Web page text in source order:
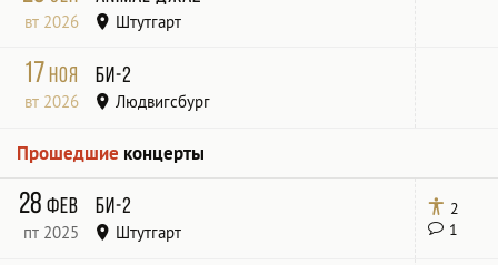
вт 2026 Штутгарт
Theater am Olgaeck
17ноя
вт 2026
Би-2
Людвигсбург
MHP Arena
Прошедшие концерты
28фев
пт 2025
Би-2
Штутгарт
2
1